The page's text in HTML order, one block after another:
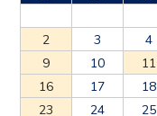
2
3 4
9
10 11
16
17 18
23
24 25